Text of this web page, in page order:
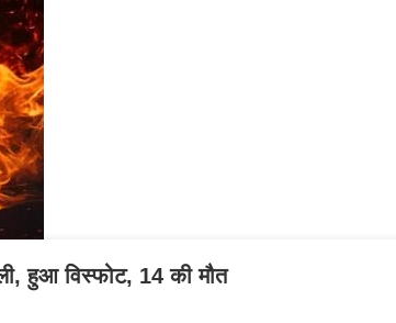
हुआ विस्‍फोट, 14 की मौत